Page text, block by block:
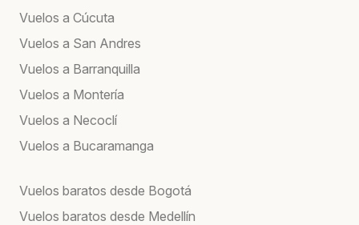
Vuelos a Cúcuta
Vuelos a San Andres
Vuelos a Barranquilla
Vuelos a Montería
Vuelos a Necoclí
Vuelos a Bucaramanga
Vuelos baratos desde Bogotá
Vuelos baratos desde Medellín